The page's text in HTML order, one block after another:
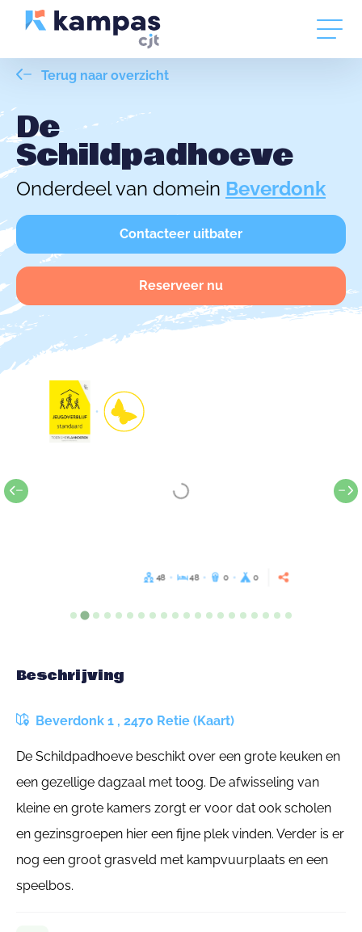
Terug naar overzicht
De
Schildpadhoeve
Onderdeel van domein Beverdonk
Contacteer uitbater
Reserveer nu
48 48 0 0
Beschrijving
Beverdonk 1 , 2470 Retie (Kaart)
De Schildpadhoeve beschikt over een grote keuken en
een gezellige dagzaal met toog. De afwisseling van
kleine en grote kamers zorgt er voor dat ook scholen
en gezinsgroepen hier een fijne plek vinden. Verder is er
nog een groot grasveld met kampvuurplaats en een
speelbos.